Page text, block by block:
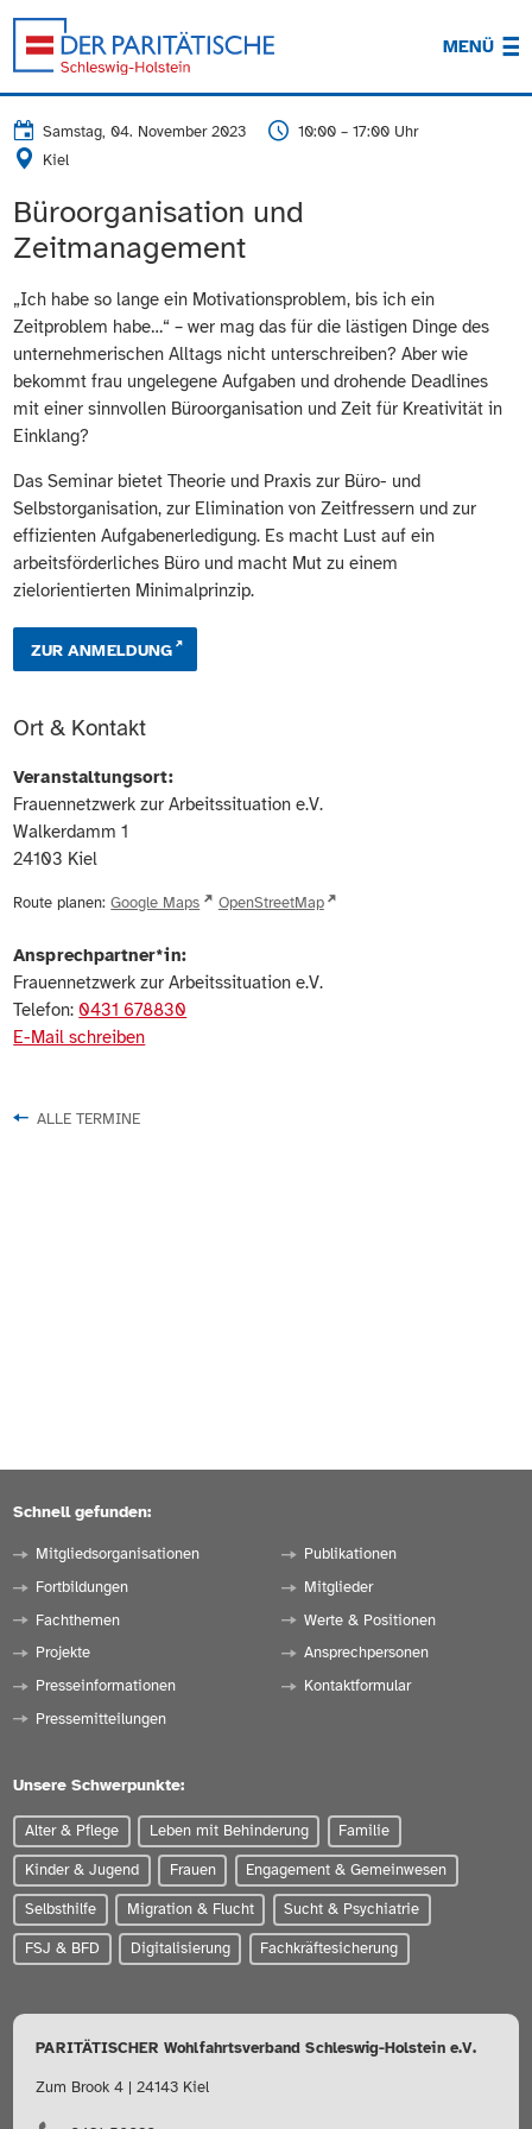
MENÜ
Samstag, 04. November 2023
10:00 – 17:00 Uhr
Kiel
Büroorganisation und
Zeitmanagement
„Ich habe so lange ein Motivationsproblem, bis ich ein
Zeitproblem habe…“ – wer mag das für die lästigen Dinge des
unternehmerischen Alltags nicht unterschreiben? Aber wie
bekommt frau ungelegene Aufgaben und drohende Deadlines
mit einer sinnvollen Büroorganisation und Zeit für Kreativität in
Einklang?
Das Seminar bietet Theorie und Praxis zur Büro- und
Selbstorganisation, zur Elimination von Zeitfressern und zur
effizienten Aufgabenerledigung. Es macht Lust auf ein
arbeitsförderliches Büro und macht Mut zu einem
zielorientierten Minimalprinzip.
ZUR ANMELDUNG
Ort & Kontakt
Veranstaltungsort:
Frauennetzwerk zur Arbeitssituation e.V.
Walkerdamm 1
24103 Kiel
Route planen: Google Maps OpenStreetMap
Ansprechpartner*in:
Frauennetzwerk zur Arbeitssituation e.V.
Telefon: 0431 678830
E-Mail schreiben
ALLE TERMINE
Schnell gefunden:
Mitgliedsorganisationen
Fortbildungen
Fachthemen
Projekte
Presseinformationen
Pressemitteilungen
Publikationen
Mitglieder
Werte & Positionen
Ansprechpersonen
Kontaktformular
Unsere Schwerpunkte:
Alter & Pflege Leben mit Behinderung Familie
Kinder & Jugend Frauen Engagement & Gemeinwesen
Selbsthilfe Migration & Flucht Sucht & Psychiatrie
FSJ & BFD Digitalisierung Fachkräftesicherung
PARITÄTISCHER Wohlfahrtsverband Schleswig-Holstein e.V.
Zum Brook 4 | 24143 Kiel